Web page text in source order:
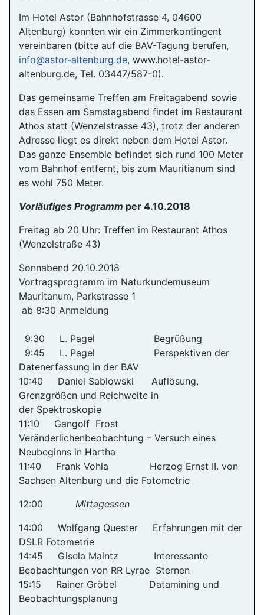
Im Hotel Astor (Bahnhofstrasse 4, 04600
Altenburg) konnten wir ein Zimmerkontingent
vereinbaren (bitte auf die BAV-Tagung berufen,
info@astor-altenburg.de, www.hotel-astor-
altenburg.de, Tel. 03447/587-0).
Das gemeinsame Treffen am Freitagabend sowie
das Essen am Samstagabend findet im Restaurant
Athos statt (Wenzelstrasse 43), trotz der anderen
Adresse liegt es direkt neben dem Hotel Astor.
Das ganze Ensemble befindet sich rund 100 Meter
vom Bahnhof entfernt, bis zum Mauritianum sind
es wohl 750 Meter.
Vorläufiges Programm per 4.10.2018
Freitag ab 20 Uhr: Treffen im Restaurant Athos
(Wenzelstraße 43)
Sonnabend 20.10.2018
Vortragsprogramm im Naturkundemuseum
Mauritanum, Parkstrasse 1
ab 8:30 Anmeldung
9:30 L. Pagel Begrüßung
9:45 L. Pagel Perspektiven der
Datenerfassung in der BAV
10:40 Daniel Sablowski Auflösung,
Grenzgrößen und Reichweite in
der Spektroskopie
11:10 Gangolf Frost
Veränderlichenbeobachtung – Versuch eines
Neubeginns in Hartha
11:40 Frank Vohla Herzog Ernst II. von
Sachsen Altenburg und die Fotometrie
12:00 Mittagessen
14:00 Wolfgang Quester Erfahrungen mit der
DSLR Fotometrie
14:45 Gisela Maintz Interessante
Beobachtungen von RR Lyrae Sternen
15:15 Rainer Gröbel Datamining und
Beobachtungsplanung